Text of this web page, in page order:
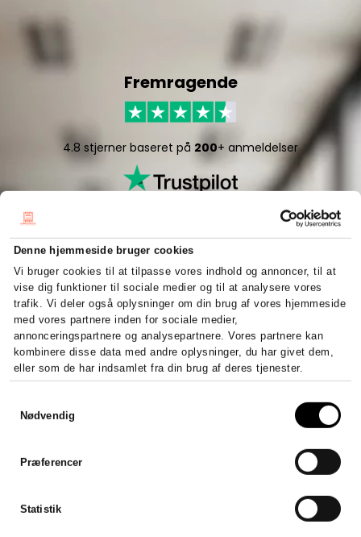
Denne hjemmeside bruger cookies
Vi bruger cookies til at tilpasse vores indhold og annoncer, til at
vise dig funktioner til sociale medier og til at analysere vores
trafik. Vi deler også oplysninger om din brug af vores hjemmeside
med vores partnere inden for sociale medier,
annonceringspartnere og analysepartnere. Vores partnere kan
kombinere disse data med andre oplysninger, du har givet dem,
eller som de har indsamlet fra din brug af deres tjenester.
Nødvendig
Præferencer
Statistik
Fremragende
4.8 stjerner baseret på 200+ anmeldelser
5/5 stjerner baseret på 50 + anmeldelser